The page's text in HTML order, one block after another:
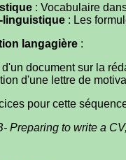
: Vocabulaire
linguistique : Les
langagière :
d'un document sur la
d'une lettre de
pour cette
Preparing to write a CV